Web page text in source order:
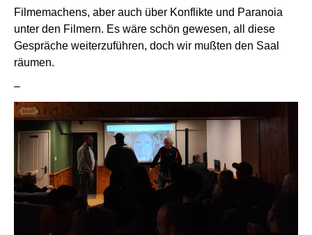
Filmemachens, aber auch über Konflikte und Paranoia
unter den Filmern. Es wäre schön gewesen, all diese
Gespräche weiterzuführen, doch wir mußten den Saal
räumen.
–